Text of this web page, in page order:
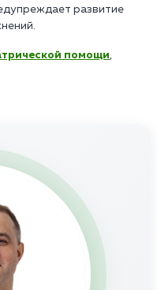
развитие
помощи,